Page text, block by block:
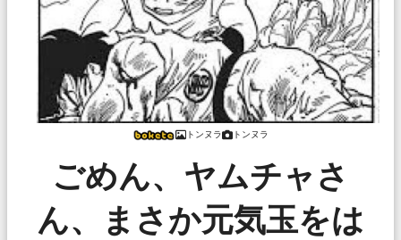
トンヌラ トンヌラ
ごめん、ヤムチャさ
ん、まさか元気玉をは